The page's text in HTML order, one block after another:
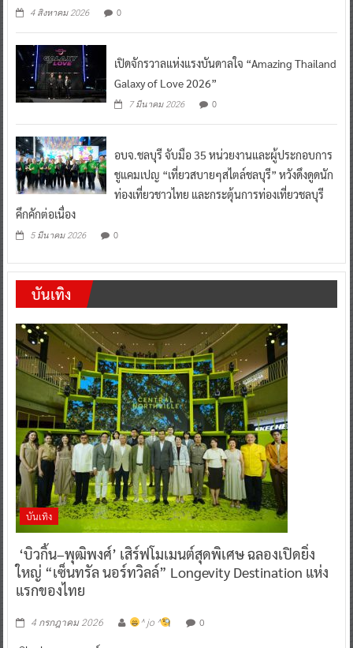
4 สิงหาคม 2026 0
เปิดจักรวาลแห่งแรงบันดาลใจ “Amazing Thailand
Galaxy of Love 2026”
7 มีนาคม 2026 0
อบจ.ชลบุรี จับมือ 35 หน่วยงานและผู้ประกอบการ
ชูแคมเปญ “เที่ยวสบายๆสไตล์ชลบุรี” หวังดึงดูดนัก
ท่องเที่ยวชาวไทย และกระตุ้นการท่องเที่ยวชลบุรี
คึกคักต่อเนื่อง
5 มีนาคม 2026 0
บันเทิง
บันเทิง
‘บิวกิ้น–พุฒิพงศ์’ เสิร์ฟโมเมนต์สุดพิเศษ ฉลองเปิดยิ่ง
ใหญ่ “เซ็นทรัล นอร์ทวิลล์” Longevity Destination แห่ง
แรกของไทย
4 กรกฎาคม 2026 ^ jo ^ 0